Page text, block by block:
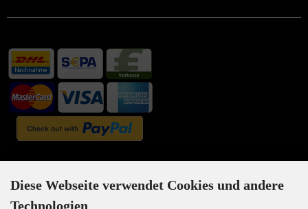
Newsletter-Anmeldung
Diese Webseite verwendet Cookies und andere
Technologien